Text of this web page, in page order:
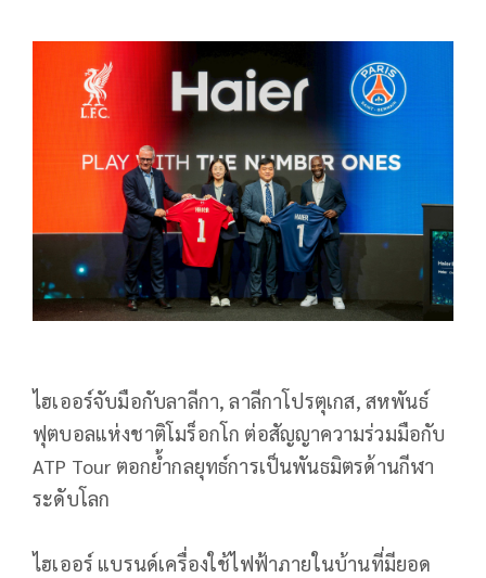
ไฮเออร์จับมือกับลาลีกา, ลาลีกาโปรตุเกส, สหพันธ์
ฟุตบอลแห่งชาติโมร็อกโก ต่อสัญญาความร่วมมือกับ
ATP Tour ตอกย้ำกลยุทธ์การเป็นพันธมิตรด้านกีฬา
ระดับโลก
ไฮเออร์ แบรนด์เครื่องใช้ไฟฟ้าภายในบ้านที่มียอด